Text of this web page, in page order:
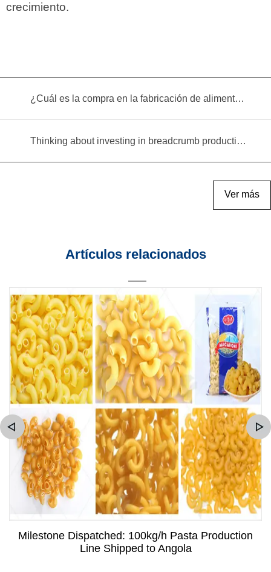
crecimiento.
¿Cuál es la compra en la fabricación de alimentos infantiles?
Thinking about investing in breadcrumb production? Read this equipment selection guide before you decide
Ver más
Artículos relacionados
Milestone Dispatched: 100kg/h Pasta Production
Line Shipped to Angola